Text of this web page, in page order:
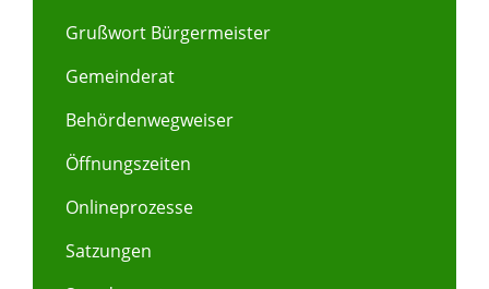
Grußwort Bürgermeister
Gemeinderat
Behördenwegweiser
Öffnungszeiten
Onlineprozesse
Satzungen